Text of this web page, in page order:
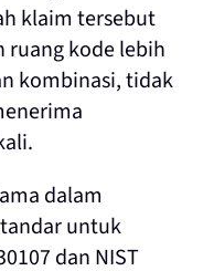
klaim tersebut
ruang kode lebih
kombinasi, tidak
dalam
untuk
dan NIST